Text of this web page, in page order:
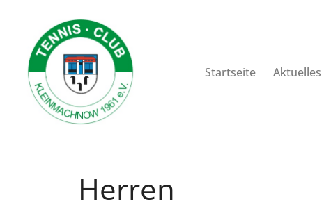
Startseite Aktuelles
Herren